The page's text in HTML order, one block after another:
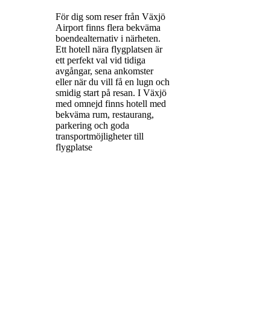
För dig som reser från Växjö
Airport finns flera bekväma
boendealternativ i närheten.
Ett hotell nära flygplatsen är
ett perfekt val vid tidiga
avgångar, sena ankomster
eller när du vill få en lugn och
smidig start på resan. I Växjö
med omnejd finns hotell med
bekväma rum, restaurang,
parkering och goda
transportmöjligheter till
flygplatse